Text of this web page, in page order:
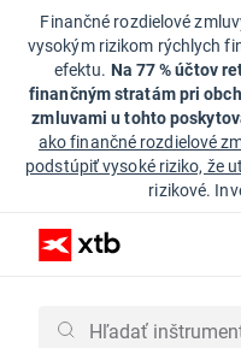
Finančné rozdielové
vysokým rizikom rýchlych
efektu. Na 77 % účtov
finančným stratám pri
zmluvami u tohto
ako finančné rozdielové
podstúpiť vysoké riziko, že
rizikové.